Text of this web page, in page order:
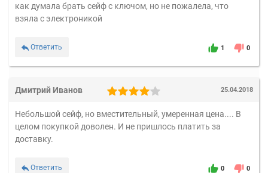
как думала брать сейф с ключом, но не пожалела, что
взяла с электроникой
Ответить 1 0
Дмитрий Иванов 25.04.2018
Небольшой сейф, но вместительный, умеренная цена.... В
целом покупкой доволен. И не пришлось платить за
доставку.
Ответить 0 0